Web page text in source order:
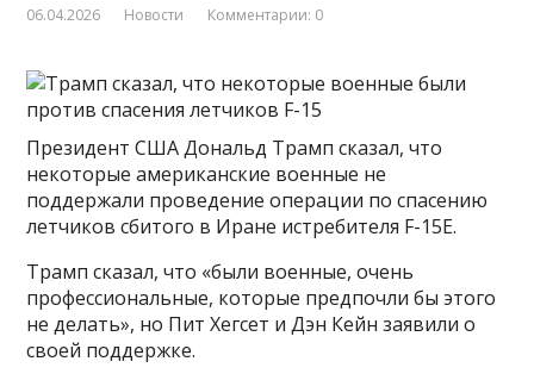
06.04.2026 Новости Комментарии: 0
Президент США Дональд Трамп сказал, что
некоторые американские военные не
поддержали проведение операции по спасению
летчиков сбитого в Иране истребителя F-15E.
Трамп сказал, что «были военные, очень
профессиональные, которые предпочли бы этого
не делать», но Пит Хегсет и Дэн Кейн заявили о
своей поддержке.